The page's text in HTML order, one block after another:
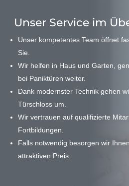
Unser Service im
Unser kompetentes Team öffnet
Sie.
Wir helfen in Haus und Garten,
bei Paniktüren weiter.
Dank modernster Technik gehen
Türschloss um.
Wir vertrauen auf qualifizierte
Fortbildungen.
Falls notwendig besorgen wir
attraktiven Preis.